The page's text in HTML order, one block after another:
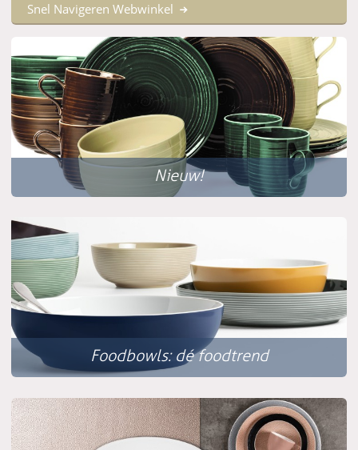
Snel Navigeren Webwinkel
Nieuw!
Foodbowls: dé foodtrend